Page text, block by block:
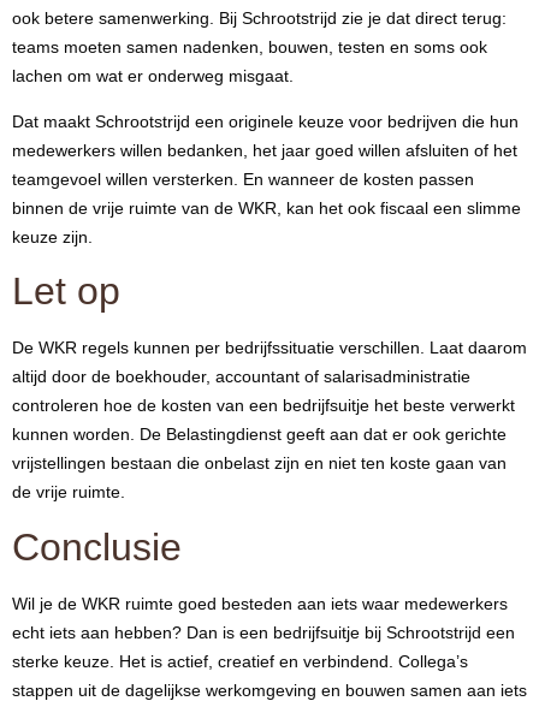
ook betere samenwerking. Bij Schrootstrijd zie je dat direct terug:
teams moeten samen nadenken, bouwen, testen en soms ook
lachen om wat er onderweg misgaat.
Dat maakt Schrootstrijd een originele keuze voor bedrijven die hun
medewerkers willen bedanken, het jaar goed willen afsluiten of het
teamgevoel willen versterken. En wanneer de kosten passen
binnen de vrije ruimte van de WKR, kan het ook fiscaal een slimme
keuze zijn.
Let op
De WKR regels kunnen per bedrijfssituatie verschillen. Laat daarom
altijd door de boekhouder, accountant of salarisadministratie
controleren hoe de kosten van een bedrijfsuitje het beste verwerkt
kunnen worden. De Belastingdienst geeft aan dat er ook gerichte
vrijstellingen bestaan die onbelast zijn en niet ten koste gaan van
de vrije ruimte.
Conclusie
Wil je de WKR ruimte goed besteden aan iets waar medewerkers
echt iets aan hebben? Dan is een bedrijfsuitje bij Schrootstrijd een
sterke keuze. Het is actief, creatief en verbindend. Collega’s
stappen uit de dagelijkse werkomgeving en bouwen samen aan iets